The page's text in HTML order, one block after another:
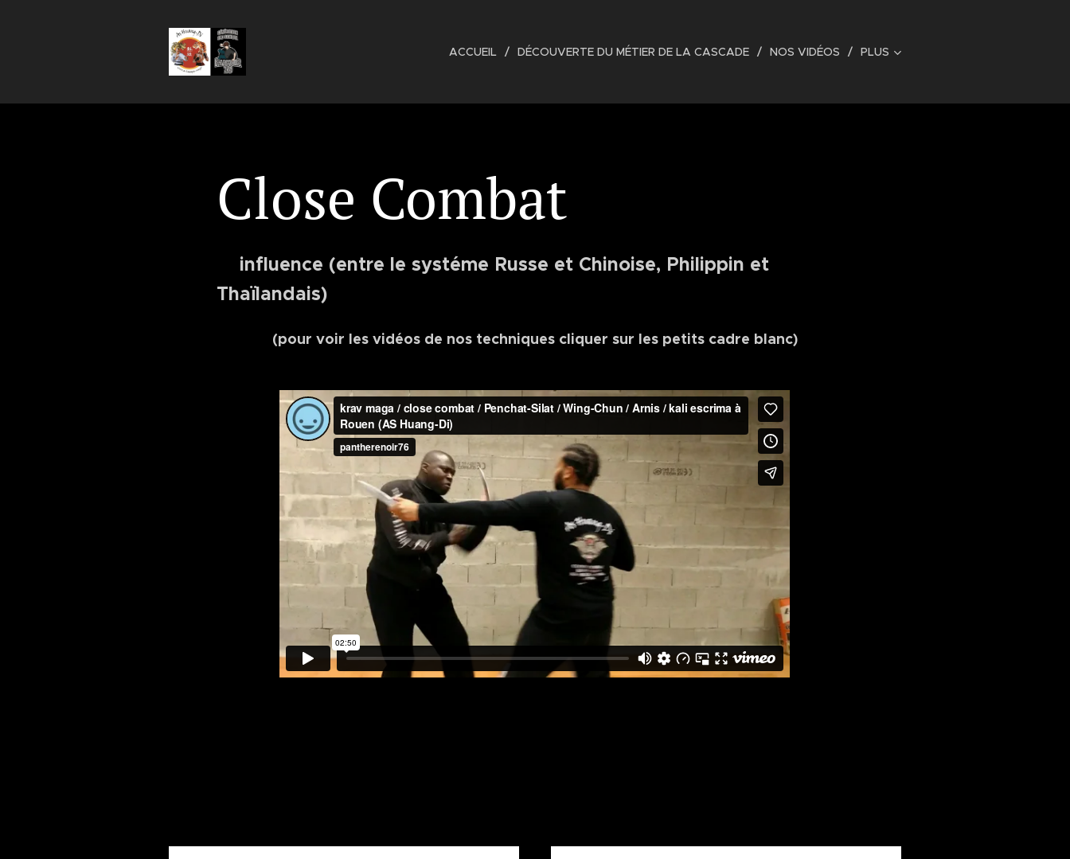
ACCUEIL DÉCOUVERTE DU MÉTIER DE LA CASCADE NOS VIDÉOS PLUS
Close Combat
influence (entre le systéme Russe et Chinoise, Philippin et
Thaïlandais)
(pour voir les vidéos de nos techniques cliquer sur les petits cadre blanc)